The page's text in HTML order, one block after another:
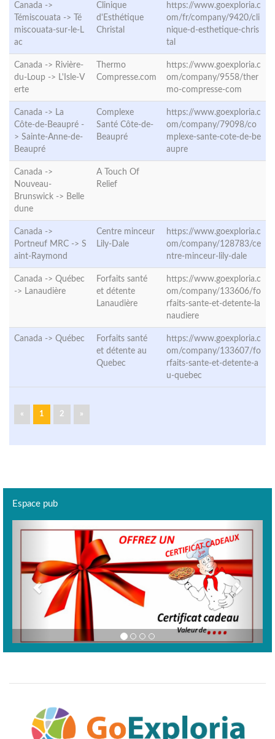
Canada ->
Témiscouata ->
Té
miscouata-sur-le-L
ac
Clinique
d'Esthétique
Christal
https://www.goexploria.c
om/fr/company/9420/cli
nique-d-esthetique-chris
tal
Canada -> Rivière-
du-Loup -> L'Isle-V
erte
Thermo
Compresse.com
https://www.goexploria.c
om/company/9558/ther
mo-compresse-com
Canada -> La
Côte-de-Beaupré -
> Sainte-Anne-de-
Beaupré
Complexe
Santé Côte-de-
Beaupré
https://www.goexploria.c
om/company/79098/co
mplexe-sante-cote-de-be
aupre
Canada ->
Nouveau-
Brunswick -> Belle
dune
A Touch Of
Relief
Canada ->
Portneuf MRC -> S
aint-Raymond
Centre minceur
Lily-Dale
https://www.goexploria.c
om/company/128783/ce
ntre-minceur-lily-dale
Canada -> Québec
-> Lanaudière
Forfaits santé
et détente
Lanaudière
https://www.goexploria.c
om/company/133606/fo
rfaits-sante-et-detente-la
naudiere
Canada -> Québec
Forfaits santé
et détente au
Quebec
https://www.goexploria.c
om/company/133607/fo
rfaits-sante-et-detente-a
u-quebec
« 1 2 »
Espace pub